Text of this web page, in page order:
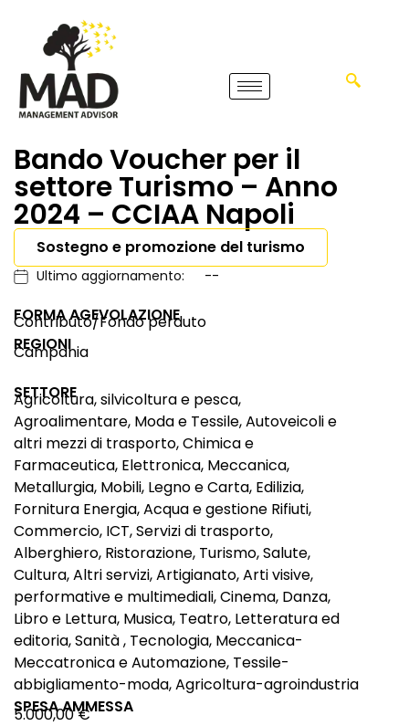
Bando Voucher per il
settore Turismo – Anno
2024 – CCIAA Napoli
Sostegno e promozione del turismo
Ultimo aggiornamento: --
FORMA AGEVOLAZIONE
Contributo/Fondo perduto
REGIONI
Campania
SETTORE
Agricoltura, silvicoltura e pesca,
Agroalimentare, Moda e Tessile, Autoveicoli e
altri mezzi di trasporto, Chimica e
Farmaceutica, Elettronica, Meccanica,
Metallurgia, Mobili, Legno e Carta, Edilizia,
Fornitura Energia, Acqua e gestione Rifiuti,
Commercio, ICT, Servizi di trasporto,
Alberghiero, Ristorazione, Turismo, Salute,
Cultura, Altri servizi, Artigianato, Arti visive,
performative e multimediali, Cinema, Danza,
Libro e Lettura, Musica, Teatro, Letteratura ed
editoria, Sanità , Tecnologia, Meccanica-
Meccatronica e Automazione, Tessile-
abbigliamento-moda, Agricoltura-agroindustria
SPESA AMMESSA
5.000,00 €